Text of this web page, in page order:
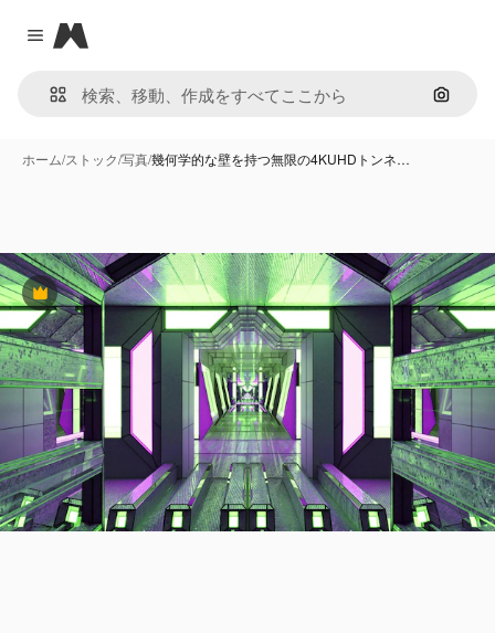
Close menu
Magnific
画像で
ホーム/ストック/写真/幾何学的な壁を持つ無限の4KUHDトンネ…
Premium